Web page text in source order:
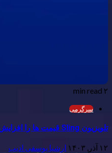
۲ min read
سرگرمی
تلویزیون Sling قیمت ها را افزایش می دهد اما همچنان بهترین ارزش پخش زنده است
۱۲ آذر, ۱۴۰۳ ارشیا یوسفی ادیب